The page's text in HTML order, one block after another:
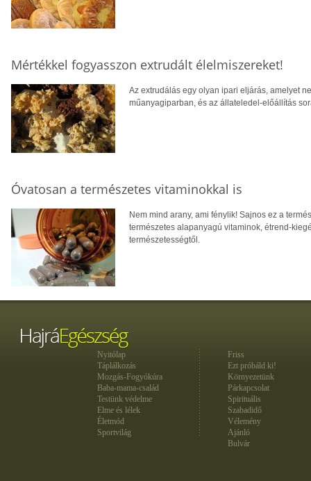
Mértékkel fogyasszon extrudált élelmiszereket!
Az extrudálás egy olyan ipari eljárás, amelyet
műanyagiparban, és az állateledel-előállítás
Óvatosan a természetes vitaminokkal is
Nem mind arany, ami fénylik! Sajnos ez a
természetes alapanyagú vitaminok, étrend-
természetességtől.
Nyitólap
Táplálkozás
Mozgás-Fogyókúra
Baba-mama-család
Testünk védelme
Elme és lélek
Életmód
Sportvilág
Friss
Ezt próbáld ki!
Környezetünk
Párkapcsolat
Spirituális
Szabadidő
Vélemény
Ajánló
Bulvár